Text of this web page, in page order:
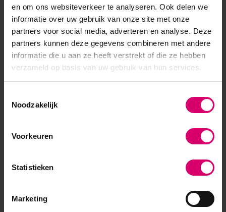
en om ons websiteverkeer te analyseren. Ook delen we
informatie over uw gebruik van onze site met onze
partners voor social media, adverteren en analyse. Deze
partners kunnen deze gegevens combineren met andere
informatie die u aan ze heeft verstrekt of die ze hebben
verzameld op basis van uw gebruik van hun services.
Noodzakelijk
Voorkeuren
Statistieken
Marketing
Artikelnummer 12447
SKU 110375